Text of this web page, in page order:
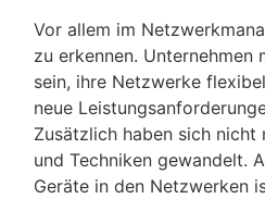
Vor allem im
zu erkennen. Unternehmen
sein, ihre Netzwerke
neue
Zusätzlich haben sich nicht
und Techniken gewandelt.
Geräte in den Netzwerken